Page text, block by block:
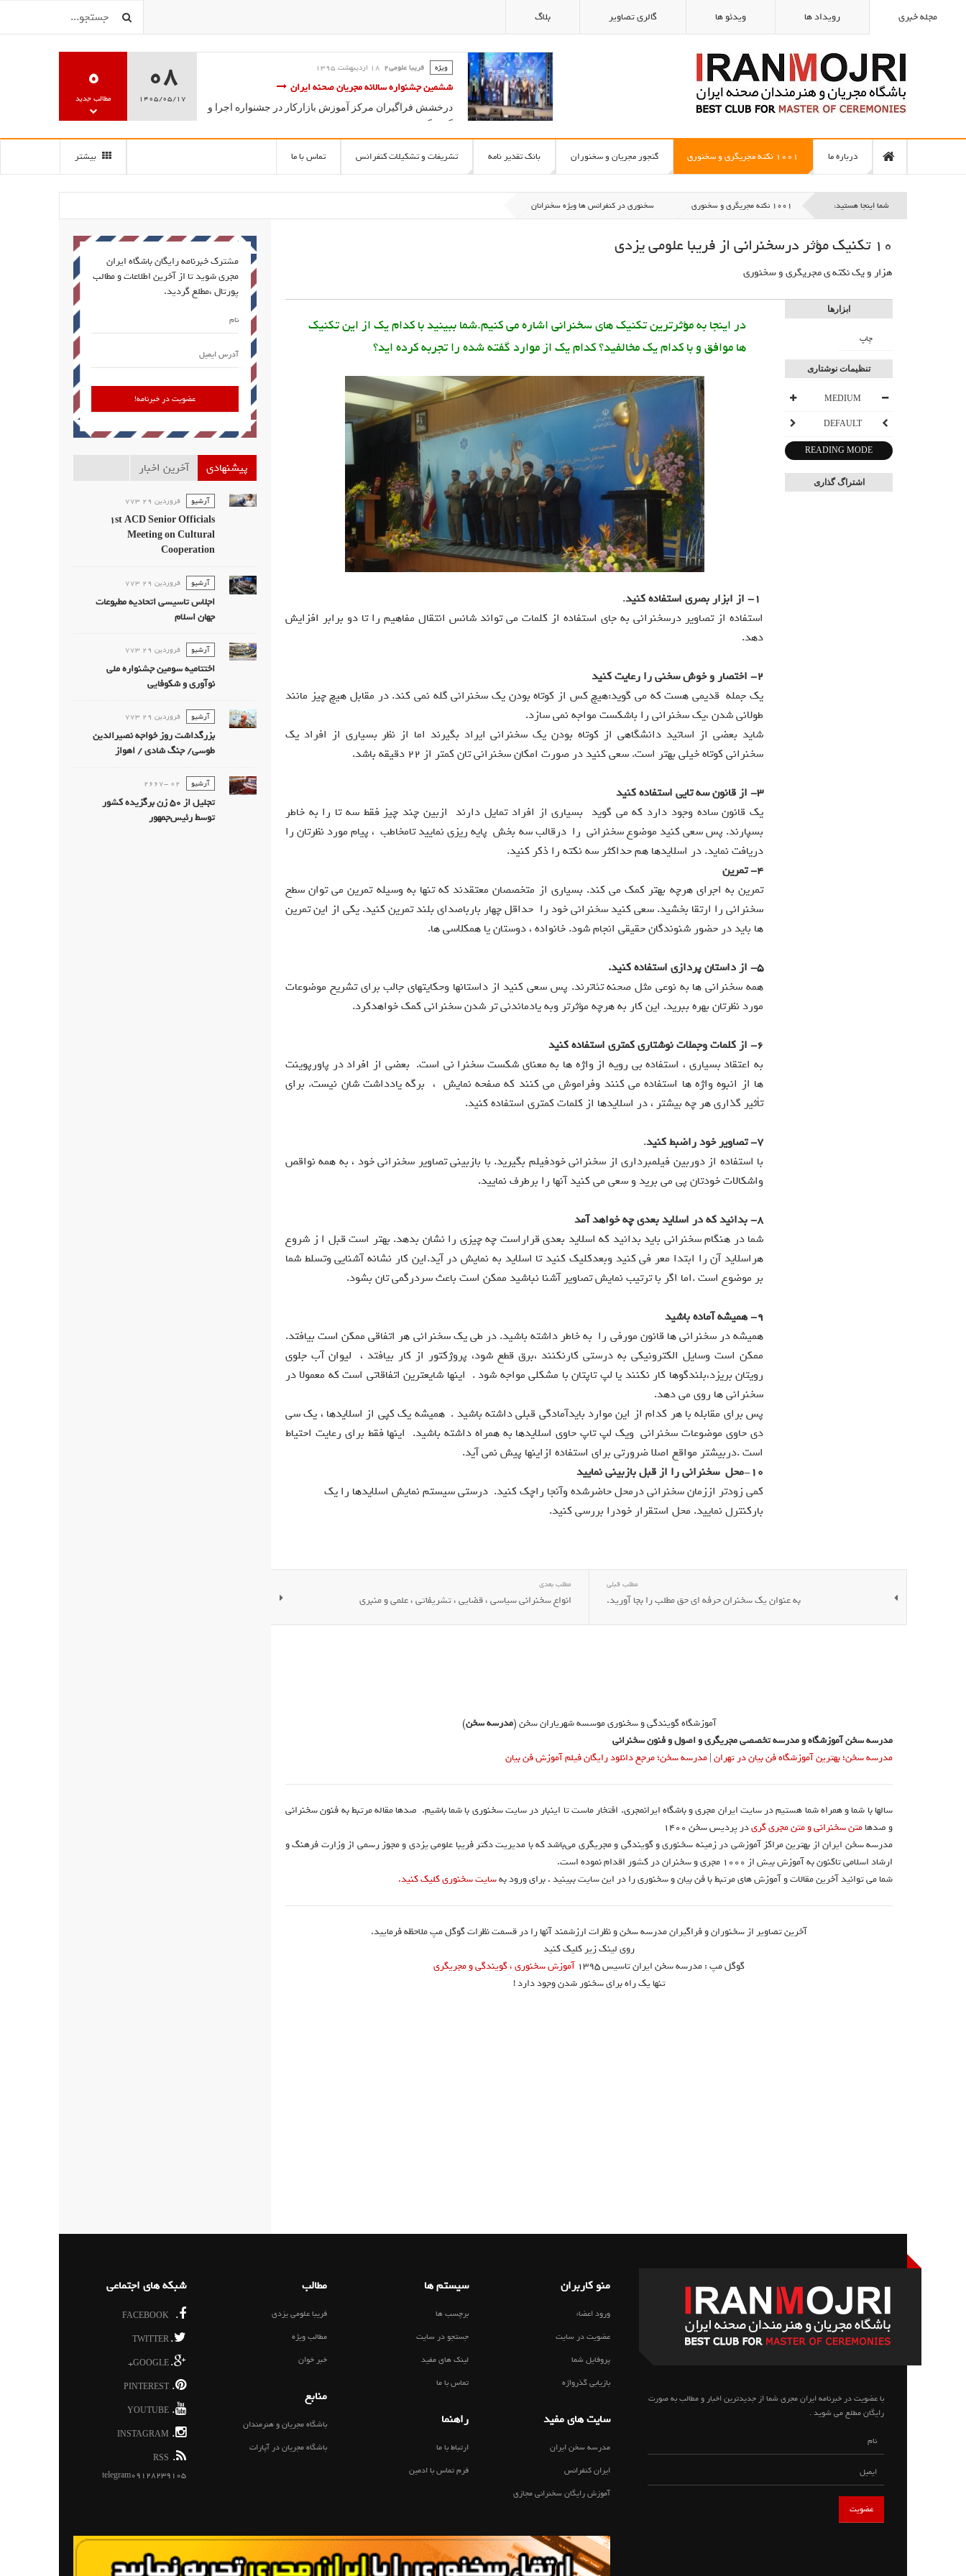
مجله خبری رویداد ها ویدئو ها گالری تصاویر بلاگ
ششمین جشنواره سالانه
درخشش فراگیران مرکز
گویندگی
ویژه فریبا علومی2 18 ارديبهشت 1395
کلاس گویندگی و آیین سخنوری ؛ آموزش تخصصی گویندگی، فن بیان
فریبا علومی یزدی
آموزش سخنوری و فن بیان در مدرسه سخن آغاز به کار کرد.
08
1405/05/17
0
مطالب جدید
درباره ما 1001 نکته مجریگری و سخنوری گنجور مجریان و سخنوران بانک تقدیر نامه تشریفات و تشکیلات کنفرانس تماس با ما بیشتر
شما اینجا هستید: 1001 نکته مجریگری و سخنوری سخنوری در کنفرانس ها ويژه سخنرانان
10 تکنیک مؤثر درسخنرانی از فریبا علومی یزدی
هزار و یک نكته ي مجريگري و سخنوري
ابزارها
چاپ
تنظیمات نوشتاری
MEDIUM
DEFAULT
READING MODE
اشتراگ گذاری
در اینجا به مؤثرترین تکنیک های سخنرانی اشاره می کنیم.شما ببینید با کدام یک از این تکنیک
ها موافق و با کدام یک مخالفید؟کدام یک از موارد گفته شده را تجربه کرده اید؟
1- از ابزار بصری استفاده کنید.
استفاده از تصاویر درسخنرانی به جای استفاده از کلمات می تواند شانس انتقال مفاهیم را تا دو برابر افزایش
دهد.
2-
اختصار و خوش سخنی را رعایت کنید
یک جمله قدیمی هست که می گوید:هیچ کس از کوتاه بودن یک سخنرانی گله نمی کند. در مقابل هیچ چیز مانند
طولانی شدن ،یک سخنرانی را باشکست مواجه نمی سازد.
شاید بعضی از اساتید دانشگاهی از کوتاه بودن یک سخنرانی ایراد بگیرند اما از نظر بسیاری از افراد یک
سخنرانی کوتاه خیلی بهتر است. سعی کنید در صورت امکان سخنرانی تان کمتر از 22 دقیقه باشد.
3- از قانون سه تایی استفاده کنید
یک قانون ساده وجود دارد که می گوید بسیاری از افراد تمایل دارند ازبین چند چیز فقط سه تا را به خاطر
بسپارند. پس سعی کنید موضوع سخنرانی را درقالب سه بخش پایه ریزی نمایید تامخاطب ، پیام مورد نظرتان را
دریافت نماید. در اسلایدها هم حداکثر سه نکته را ذکر کنید.
4- تمرین
تمرین به اجرای هرچه بهتر کمک می کند. بسیاری از متخصصان معتقدند که تنها به وسیله تمرین می توان سطح
سخنرانی را ارتقا بخشید. سعی کنید سخنرانی خود را حداقل چهار بارباصدای بلند تمرین کنید. یکی از این تمرین
ها باید در حضور شنوندگان حقیقی انجام شود. خانواده ، دوستان یا همکلاسی ها.
5- از داستان پردازی استفاده کنید.
همه سخنرانی ها به نوعی مثل صحنه تئاترند. پس سعی کنید از داستانها وحکایتهای جالب برای تشریح موضوعات
مورد نظرتان بهره ببرید. این کار به هرچه مؤثرتر وبه یادماندنی تر شدن سخنرانی کمک خواهدکرد.
6-
از کلمات وجملات نوشتاری کمتری استفاده کنید
به اعتقاد بسیاری ، استفاده بی رویه از واژه ها به معنای شکست سخنرا نی است. بعضی از افراد در پاورپوینت
ها از انبوه واژه ها استفاده می کنند وفراموش می کنند که صفحه نمایش ، برگه یادداشت شان نیست. برای
تأثیر گذاری هر چه بیشتر ، در اسلایدها از کلمات کمتری استفاده کنید.
7- تصاویر خود راضبط کنید.
با استفاده از دوربین فیلمبرداری از سخنرانی خودفیلم بگیرید. با بازبینی تصاویر سخنرانی خود ، به همه نواقص
واشکالات خودتان پی می برید و سعی می کنید آنها را برطرف نمایید.
8- بدانید که در اسلاید بعدی چه خواهد آمد
شما در هنگام سخنرانی باید بدانید که اسلاید بعدی قراراست چه چیزی را نشان بدهد. بهتر است قبل ا ز شروع
هراسلاید آن را ابتدا معر فی کنید وبعدکلیک کنید تا اسلاید به نمایش در آید.این کار نشانه آشنایی وتسلط شما
بر موضوع است .اما اگر با ترتیب نمایش تصاویر آشنا نباشید ممکن است باعث سردرگمی تان بشود.
9-
همیشه آماده باشید
همیشه در سخنرانی ها قانون مورفی را به خاطر داشته باشید. در طی یک سخنرانی هر اتفاقی ممکن است بیافتد.
ممکن است وسایل الکترونیکی به درستی کارنکنند ،برق قطع شود، پروژکتور از کار بیافتد ، لیوان آب جلوی
رویتان بریزد،بلندگوها کار نکنند یا لپ تاپتان با مشکلی مواجه شود . اینها شایعترین اتفاقاتی است که معمولا در
سخنرانی ها روی می دهد.
پس برای مقابله با هر کدام از این موارد بایدآمادگی قبلی داشته باشید . همیشه یک کپی از اسلایدها ، یک سی
دی حاوی موضوعات سخنرانی ویک لپ تاپ حاوی اسلایدها به همراه داشته باشید. اینها فقط برای رعایت احتیاط
است .دربیشتر مواقع اصلا ضرورتی برای استفاده ازاینها پیش نمی آید.
10
-محل سخنرانی را از قبل بازبینی نمایید
کمی زودتر اززمان سخنرانی درمحل حاضرشده وآنجا راچک کنید. درستی سیستم نمایش اسلایدها را یک
بارکنترل نمایید. محل استقرار خودرا بررسی کنید.
مطلب قبلی
به عنوان یک سخنران حرفه ای حق مطلب را بجا آورید.
مطلب بعدی
انواع سخنرانی سیاسی ، قضایی ، تشریفاتی ، علمی و منبری
آموزشگاه گویندگی و سخنوری موسسه شهریاران سخن (مدرسه سخن)
مدرسه سخن آموزشگاه و مدرسه تخصصی مجریگری و اصول و فنون سخنرانی
مدرسه سخن؛ بهترین آموزشگاه فن بیان در تهران|مدرسه سخن؛ مرجع دانلود رایگان فیلم آموزش فن بیان
سالها با شما و همراه شما هستیم در سایت ایران مجری و باشگاه ایرانمجری. افتخار ماست تا اینبار در سایت سخنوری با شما باشیم. صدها مقاله مرتبط به فنون سخنرانی
و صدهامتن سخنرانی و متن مجری گریدر پردیس سخن 1400
مدرسه سخن ایران از بهترین مراکز آموزشی در زمینه سخنوری و گویندگی و مجریگری می‌باشد که با مدیریت دکتر فریبا علومی یزدی و مجوز رسمی از وزارت فرهنگ و
ارشاد اسلامی تاکنون به آموزش بیش از ۱۰۰۰ مجری و سخنران در کشور اقدام نموده است.
شما می توانید آخرین مقالات و آموزش های مرتبط با فن بیان و سخنوری را در این سایت ببینید . برای ورود بهسایت سخنوری کلیک کنید.
آخرین تصاویر از سخنوران و فراگیران مدرسه سخن و نظرات ارزشمند آنها را در قسمت نظرات گوگل مپ ملاحظه فرمایید.
روی لینک زیر کلیک کنید
گوگل مپ : مدرسه سخن ایران تاسیس ۱۳۹۵
آموزش سخنوری ، گویندگی و مجریگری
تنها یک راه برای سخنور شدن وجود دارد !
مشترک خبرنامه رایگان باشگاه ایران
مجری شوید تا از آخرین اطلاعات و مطالب
پورتال ،مطلع گردید.
پیشنهادی آخرین اخبار
آرشیو فروردين 29 773
1st ACD Senior Officials
Meeting on Cultural
Cooperation
آرشیو فروردين 29 773
اجلاس تاسیسی اتحادیه مطبوعات
جهان اسلام
آرشیو فروردين 29 773
اختتامیه سومین جشنواره ملی
نوآوری و شکوفایی
آرشیو فروردين 29 773
بزرگداشت روز خواجه نصیرالدین
طوسی/ جنگ شادی / اهواز
آرشیو 02 -2667
تجليل از 50 زن برگزيده كشور
توسط رئیس‌جمهور
با عضویت در خبرنامه ایران مجری شما از جدیدترین اخبار و مطالب به صورت
رایگان مطلع می شوید .
منو کاربران
ورود اعضاء
عضویت در سایت
پروفایل شما
بازیابی گذرواژه
سایت های مفید
مدرسه سخن ایران
ایران کنفرانس
آموزش رایگان سخنرانی مجازی
سیستم ها
برچسب ها
جستجو در سایت
لینک های مفید
تماس با ما
راهنما
ارتباط با ما
فرم تماس با ادمین
مطالب
فریبا علومی یزدی
مطالب ویژه
خبر خوان
منابع
باشگاه مجریان و هنرمندان
باشگاه مجریان در آپارات
شبکه های اجتماعی
.
FACEBOOK
.
TWITTER
.
GOOGLE+
.
PINTEREST
.
YOUTUBE
.
INSTAGRAM
.
RSS
telegram09128239105